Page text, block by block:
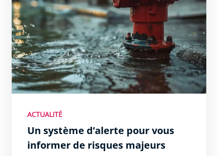
ACTUALITÉ
Un système d’alerte pour vous
informer de risques majeurs